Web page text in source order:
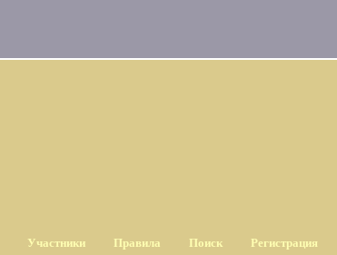
Участники Правила Поиск Регистрация